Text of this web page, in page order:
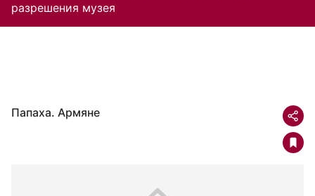
разрешения музея
Папаха. Армяне